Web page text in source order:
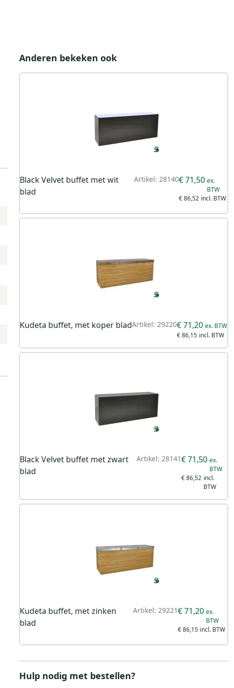
Anderen bekeken ook
Black Velvet buffet met wit
blad
Artikel: 28140
€ 86,52
€ 71,50
Kudeta buffet, met koper bladArtikel: 29220
€ 86,15
€ 71,20
Black Velvet buffet met zwart
blad
Artikel: 28141
€ 86,52
€ 71,50
Kudeta buffet, met zinken
blad
Artikel: 29221
€ 86,15
€ 71,20
Hulp nodig met bestellen?